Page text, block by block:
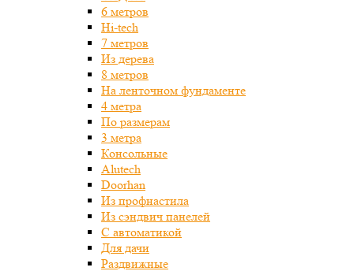
6 метров
Hi-tech
7 метров
Из дерева
8 метров
На ленточном фундаменте
4 метра
По размерам
3 метра
Консольные
Alutech
Doorhan
Из профнастила
Из сэндвич панелей
С автоматикой
Для дачи
Раздвижные